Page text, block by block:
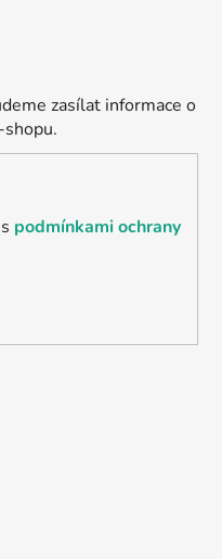
zasílat informace o
podmínkami ochrany